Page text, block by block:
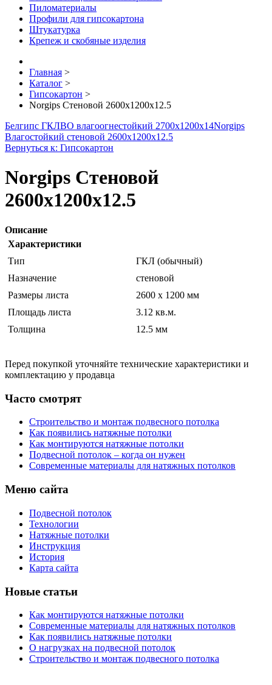
Пиломатериалы
Профили для гипсокартона
Штукатурка
Крепеж и скобяные изделия
Главная >
Каталог >
Гипсокартон >
Norgips Стеновой 2600x1200x12.5
Белгипс ГКЛВО влагоогнестойкий 2700х1200х14Norgips
Влагостойкий стеновой 2600x1200x12.5
Вернуться к: Гипсокартон
Norgips Стеновой
2600x1200x12.5
Описание
Характеристики
Тип
ГКЛ (обычный)
Назначение
стеновой
Размеры листа
2600 x 1200 мм
Площадь листа
3.12 кв.м.
Толщина
12.5 мм
Перед покупкой уточняйте технические характеристики и
комплектацию у продавца
Часто смотрят
Строительство и монтаж подвесного потолка
Как появились натяжные потолки
Как монтируются натяжные потолки
Подвесной потолок – когда он нужен
Современные материалы для натяжных потолков
Меню сайта
Подвесной потолок
Технологии
Натяжные потолки
Инструкция
История
Карта сайта
Новые статьи
Как монтируются натяжные потолки
Современные материалы для натяжных потолков
Как появились натяжные потолки
О нагрузках на подвесной потолок
Строительство и монтаж подвесного потолка